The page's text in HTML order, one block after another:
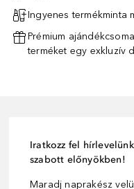
Ingyenes termékminta
Prémium
terméket egy exkluzív
Iratkozz fel
szabott előnyökben!
Maradj naprakész